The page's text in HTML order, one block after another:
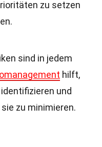
zu setzen
sind in jedem
hilft,
und
zu minimieren.